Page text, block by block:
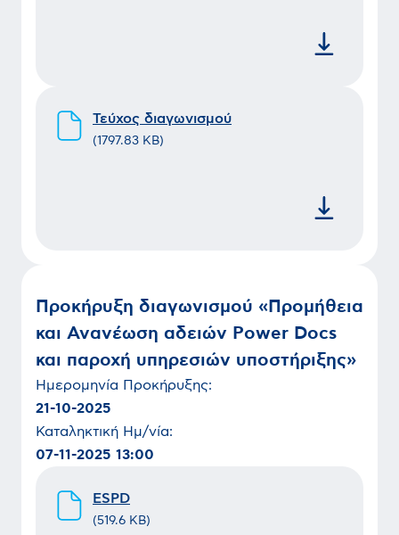
Τεύχος διαγωνισμού
(1797.83 KB)
Προκήρυξη διαγωνισμού «Προμήθεια
και Ανανέωση αδειών Power Docs
και παροχή υπηρεσιών υποστήριξης»
Ημερομηνία Προκήρυξης:
21-10-2025
Καταληκτική Ημ/νία:
07-11-2025 13:00
ESPD
(519.6 KB)